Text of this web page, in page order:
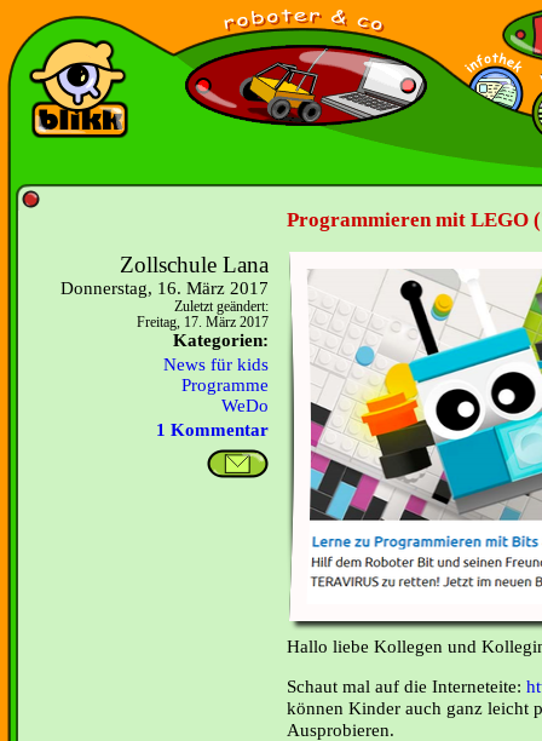
Programmieren mit LEGO
Zollschule Lana
Donnerstag, 16. März 2017
Zuletzt geändert:
Freitag, 17. März 2017
Kategorien:
News für kids
Programme
WeDo
1 Kommentar
Hallo liebe Kollegen und
Schaut mal auf die Interneteite:
können Kinder auch ganz leicht
Ausprobieren.